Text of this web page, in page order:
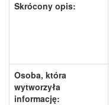
Skrócony opis:
Osoba, która
wytworzyła
informację: